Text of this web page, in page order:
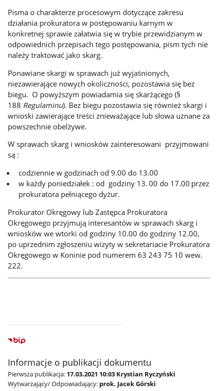
Pisma o charakterze procesowym dotyczące zakresu
działania prokuratora w postępowaniu karnym w
konkretnej sprawie załatwia się w trybie przewidzianym w
odpowiednich przepisach tego postępowania, pism tych nie
należy traktować jako skarg.
Ponawiane skargi w sprawach już wyjaśnionych,
niezawierające nowych okoliczności, pozostawia się bez
biegu. O powyższym powiadamia się skarżącego (§
188 Regulaminu). Bez biegu pozostawia się również skargi i
wnioski zawierające treści znieważające lub słowa uznane za
powszechnie obelżywe.
W sprawach skarg i wniosków zainteresowani przyjmowani
są :
codziennie w godzinach od 9.00 do 13.00
w każdy poniedziałek : od godziny 13. 00 do 17.00 przez
prokuratora pełniącego dyżur.
Prokurator Okręgowy lub Zastępca Prokuratora
Okręgowego przyjmują interesantów w sprawach skarg i
wniosków we wtorki od godziny 10.00 do godziny 12.00,
po uprzednim zgłoszeniu wizyty w sekretariacie Prokuratora
Okręgowego w Koninie pod numerem 63 243 75 10 wew.
222.
Informacje o publikacji dokumentu
Pierwsza publikacja: 17.03.2021 10:03 Krystian Ryczyński
Wytwarzający/ Odpowiadający: prok. Jacek Górski